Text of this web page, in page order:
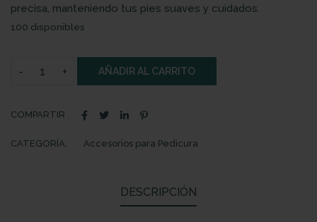
precisa, manteniendo tus pies suaves y cuidados.
100 disponibles
AÑADIR AL CARRITO
COMPARTIR
CATEGORÍA: Accesorios para Pedicura
DESCRIPCIÓN